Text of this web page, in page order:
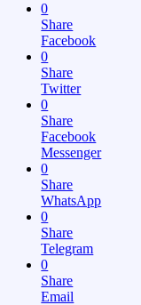
0
Share
Facebook
0
Share
Twitter
0
Share
Facebook
Messenger
0
Share
WhatsApp
0
Share
Telegram
0
Share
Email